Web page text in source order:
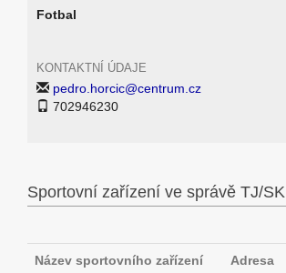
Fotbal
KONTAKTNÍ ÚDAJE
pedro.horcic@centrum.cz
702946230
Sportovní zařízení ve správě TJ/SK
Název sportovního zařízení Adresa